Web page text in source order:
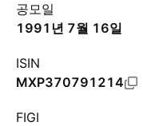
공모일
1991년 7월 16일
ISIN
MXP370791214
FIGI